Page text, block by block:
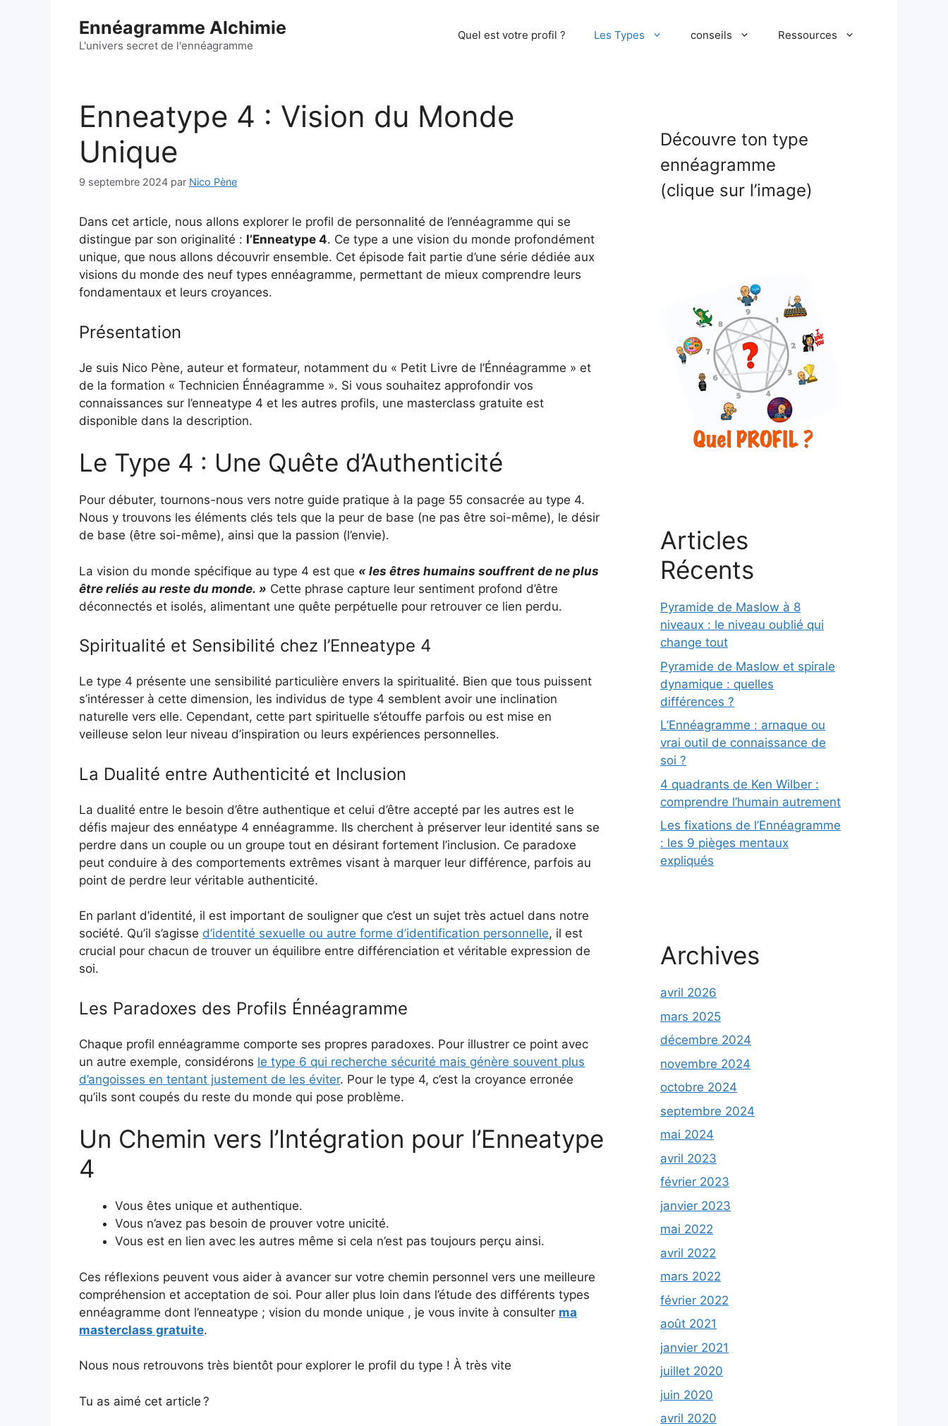
Ennéagramme Alchimie
L'univers secret de l'ennéagramme
Quel est votre profil ? Les Types conseils Ressources
Enneatype 4 : Vision du Monde
Unique
9 septembre 2024 par Nico Pène
Dans cet article, nous allons explorer le profil de personnalité de l’ennéagramme qui se
distingue par son originalité : l’Enneatype 4. Ce type a une vision du monde profondément
unique, que nous allons découvrir ensemble. Cet épisode fait partie d’une série dédiée aux
visions du monde des neuf types ennéagramme, permettant de mieux comprendre leurs
fondamentaux et leurs croyances.
Présentation
Je suis Nico Pène, auteur et formateur, notamment du « Petit Livre de l’Énnéagramme » et
de la formation « Technicien Énnéagramme ». Si vous souhaitez approfondir vos
connaissances sur l’enneatype 4 et les autres profils, une masterclass gratuite est
disponible dans la description.
Le Type 4 : Une Quête d’Authenticité
Pour débuter, tournons-nous vers notre guide pratique à la page 55 consacrée au type 4.
Nous y trouvons les éléments clés tels que la peur de base (ne pas être soi-même), le désir
de base (être soi-même), ainsi que la passion (l’envie).
La vision du monde spécifique au type 4 est que « les êtres humains souffrent de ne plus
être reliés au reste du monde. » Cette phrase capture leur sentiment profond d’être
déconnectés et isolés, alimentant une quête perpétuelle pour retrouver ce lien perdu.
Spiritualité et Sensibilité chez l’Enneatype 4
Le type 4 présente une sensibilité particulière envers la spiritualité. Bien que tous puissent
s’intéresser à cette dimension, les individus de type 4 semblent avoir une inclination
naturelle vers elle. Cependant, cette part spirituelle s’étouffe parfois ou est mise en
veilleuse selon leur niveau d’inspiration ou leurs expériences personnelles.
La Dualité entre Authenticité et Inclusion
La dualité entre le besoin d’être authentique et celui d’être accepté par les autres est le
défis majeur des ennéatype 4 ennéagramme. Ils cherchent à préserver leur identité sans se
perdre dans un couple ou un groupe tout en désirant fortement l’inclusion. Ce paradoxe
peut conduire à des comportements extrêmes visant à marquer leur différence, parfois au
point de perdre leur véritable authenticité.
En parlant d’identité, il est important de souligner que c’est un sujet très actuel dans notre
société. Qu’il s’agisse d’identité sexuelle ou autre forme d’identification personnelle, il est
crucial pour chacun de trouver un équilibre entre différenciation et véritable expression de
soi.
Les Paradoxes des Profils Énnéagramme
Chaque profil ennéagramme comporte ses propres paradoxes. Pour illustrer ce point avec
un autre exemple, considérons le type 6 qui recherche sécurité mais génère souvent plus
d’angoisses en tentant justement de les éviter. Pour le type 4, c’est la croyance erronée
qu’ils sont coupés du reste du monde qui pose problème.
Un Chemin vers l’Intégration pour l’Enneatype
4
Vous êtes unique et authentique.
Vous n’avez pas besoin de prouver votre unicité.
Vous est en lien avec les autres même si cela n’est pas toujours perçu ainsi.
Ces réflexions peuvent vous aider à avancer sur votre chemin personnel vers une meilleure
compréhension et acceptation de soi. Pour aller plus loin dans l’étude des différents types
ennéagramme dont l’enneatype ; vision du monde unique , je vous invite à consulter ma
masterclass gratuite.
Nous nous retrouvons très bientôt pour explorer le profil du type ! À très vite
Tu as aimé cet article ?
Découvre ton type
ennéagramme
(clique sur l’image)
Articles
Récents
Pyramide de Maslow à 8
niveaux : le niveau oublié qui
change tout
Pyramide de Maslow et spirale
dynamique : quelles
différences ?
L’Ennéagramme : arnaque ou
vrai outil de connaissance de
soi ?
4 quadrants de Ken Wilber :
comprendre l’humain autrement
Les fixations de l’Ennéagramme
: les 9 pièges mentaux
expliqués
Archives
avril 2026
mars 2025
décembre 2024
novembre 2024
octobre 2024
septembre 2024
mai 2024
avril 2023
février 2023
janvier 2023
mai 2022
avril 2022
mars 2022
février 2022
août 2021
janvier 2021
juillet 2020
juin 2020
avril 2020